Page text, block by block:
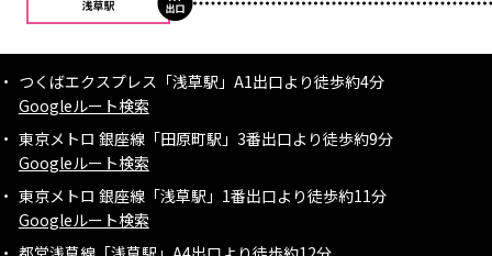
つくばエクスプレス「浅草駅」A1出口より徒歩約4分
Googleルート検索
東京メトロ 銀座線「田原町駅」3番出口より徒歩約9分
Googleルート検索
東京メトロ 銀座線「浅草駅」1番出口より徒歩約11分
Googleルート検索